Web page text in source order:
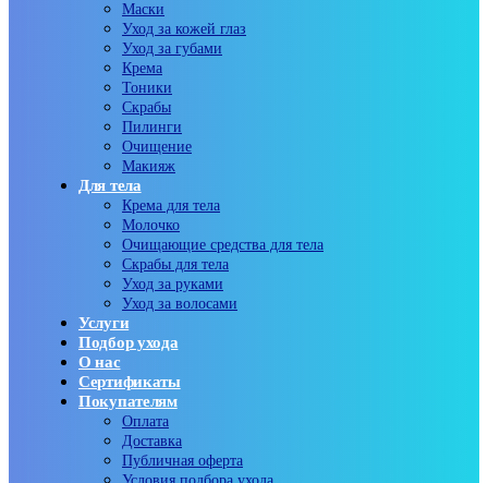
Маски
Уход за кожей глаз
Уход за губами
Крема
Тоники
Скрабы
Пилинги
Очищение
Макияж
Для тела
Крема для тела
Молочко
Очищающие средства для тела
Скрабы для тела
Уход за руками
Уход за волосами
Услуги
Подбор ухода
О нас
Сертификаты
Покупателям
Оплата
Доставка
Публичная оферта